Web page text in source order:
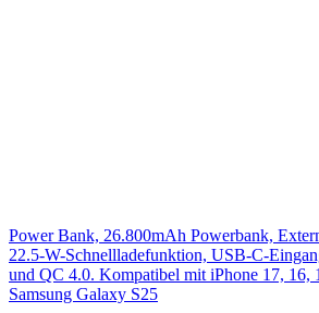
Power Bank, 26.800mAh Powerbank,
22.5-W-Schnellladefunktion, USB-C-
und QC 4.0. Kompatibel mit iPhone 17, 16,
Samsung Galaxy S25